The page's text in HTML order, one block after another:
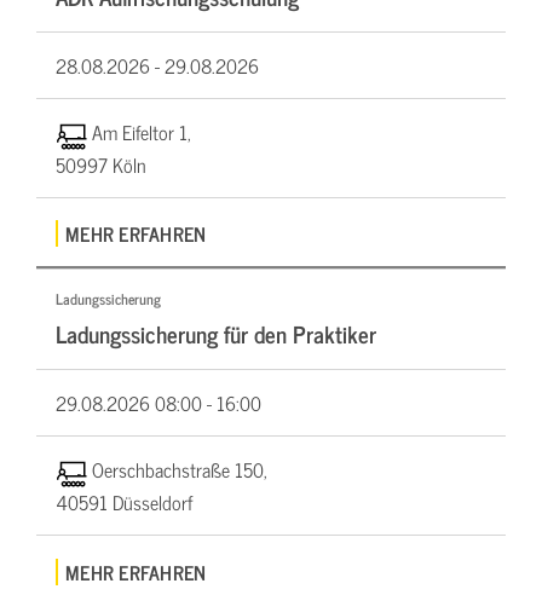
28.08.2026 -29.08.2026
Am Eifeltor 1,
50997 Köln
MEHR ERFAHREN
Ladungssicherung
Ladungssicherung für den Praktiker
29.08.202608:00 - 16:00
Oerschbachstraße 150,
40591 Düsseldorf
MEHR ERFAHREN